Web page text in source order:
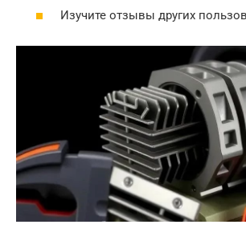
Изучите отзывы других